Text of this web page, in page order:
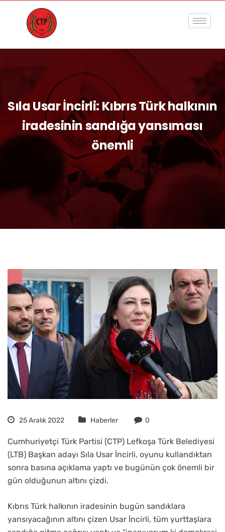
Sıla Usar İncirli: Kıbrıs Türk halkının
iradesinin sandığa yansıması
önemli
25 Aralık 2022 Haberler 0
Cumhuriyetçi Türk Partisi (CTP) Lefkoşa Türk Belediyesi
(LTB) Başkan adayı Sıla Usar İncirli, oyunu kullandıktan
sonra basına açıklama yaptı ve bugünün çok önemli bir
gün olduğunun altını çizdi.
Kıbrıs Türk halkının iradesinin bugün sandıklara
yansıyacağının altını çizen Usar İncirli, tüm yurttaşlara